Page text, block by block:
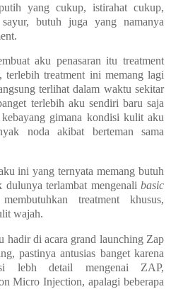
yang cukup, istirahat cukup,
butuh juga yang namanya
aku penasaran itu treatment
treatment ini memang lagi
terlihat dalam waktu sekitar
terlebih aku sendiri baru saja
gimana kondisi kulit aku
noda akibat berteman sama
ini yang ternyata memang butuh
terlambat mengenali basic
treatment khusus,
wajah.
hadir di acara grand launching Zap
pastinya antusias banget karena
lebh detail mengenai ZAP,
Micro Injection, apalagi beberapa